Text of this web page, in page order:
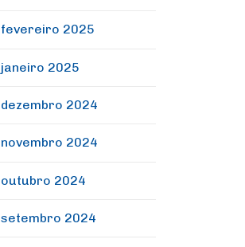
fevereiro 2025
janeiro 2025
dezembro 2024
novembro 2024
outubro 2024
setembro 2024